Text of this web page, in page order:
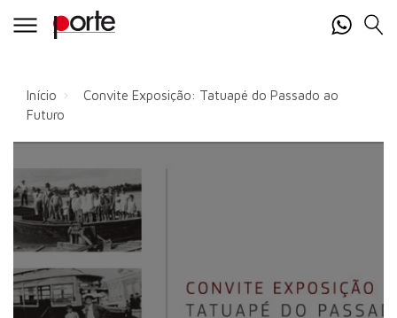
Início
Convite Exposição: Tatuapé do Passado ao
Futuro